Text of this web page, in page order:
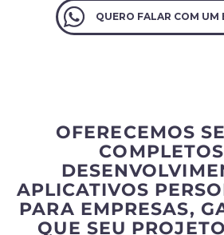
QUERO FALAR COM UM
OFERECEMOS
APLICATIVOS
PARA EMPRESAS,
QUE SEU